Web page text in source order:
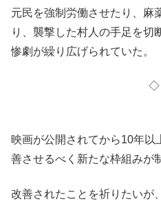
元民を強制労働させたり、麻
り、襲撃した村人の手足を切
惨劇が繰り広げられていた。
◇
映画が公開されてから10年以
善させるべく新たな枠組みが
改善されたことを祈りたいが